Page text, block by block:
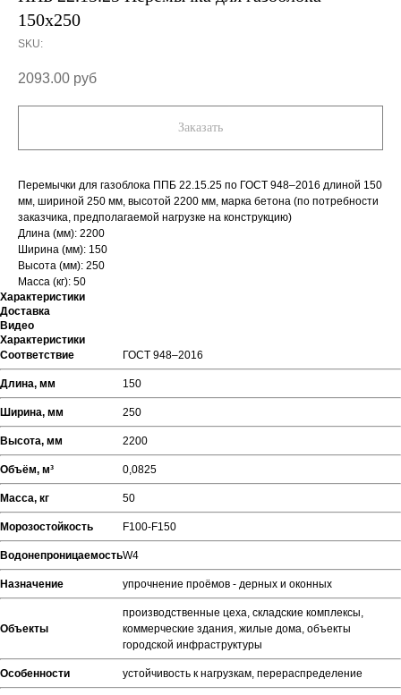
150х250
SKU:
2093.00 руб
Заказать
Перемычки для газоблока ППБ 22.15.25 по ГОСТ 948–2016 длиной 150
мм, шириной 250 мм, высотой 2200 мм, марка бетона (по потребности
заказчика, предполагаемой нагрузке на конструкцию)
Длина (мм): 2200
Ширина (мм): 150
Высота (мм): 250
Масса (кг): 50
Характеристики
Доставка
Видео
Характеристики
Соответствие
ГОСТ 948–2016
Длина, мм 150
Ширина, мм 250
Высота, мм 2200
Объём, м³ 0,0825
Масса, кг 50
Морозостойкость F100-F150
ВодонепроницаемостьW4
Назначение упрочнение проёмов - дерных и оконных
Объекты
производственные цеха, складские комплексы,
коммерческие здания, жилые дома, объекты
городской инфраструктуры
Особенности устойчивость к нагрузкам, перераспределение